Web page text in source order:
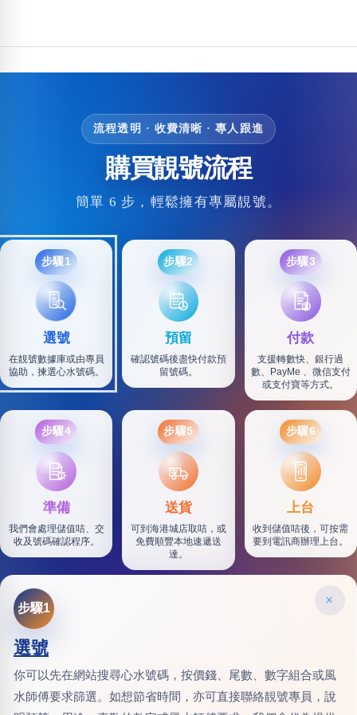
生日分類
搜尋
流程透明 · 收費清晰 · 專人跟進
購買靚號流程
簡單 6 步，輕鬆擁有專屬靚號。
步驟1
選號
在靚號數據庫或由專員
協助，揀選心水號碼。
步驟2
預留
確認號碼後盡快付款預
留號碼。
步驟3
付款
支援轉數快、銀行過
數、PayMe 、微信支付
或支付寶等方式。
步驟4
準備
我們會處理儲值咭、交
收及號碼確認程序。
步驟5
SF
送貨
可到海港城店取咭，或
免費順豐本地速遞送
達。
步驟6
上台
收到儲值咭後，可按需
要到電訊商辦理上台。
×
步驟1
選號
你可以先在網站搜尋心水號碼，按價錢、尾數、數字組合或風
水師傅要求篩選。如想節省時間，亦可直接聯絡靚號專員，說